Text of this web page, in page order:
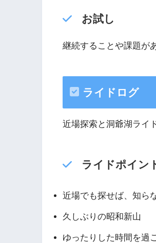
お試し
継続することや課題が
ライドログ
近場探索と洞爺湖ライ
ライドポイン
近場でも探せば、知ら
久しぶりの昭和新山
ゆったりした時間を過